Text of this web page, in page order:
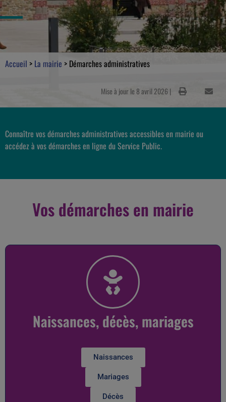
Accueil > La mairie > Démarches administratives
Mise à jour le 8 avril 2026 |
Connaître vos démarches administratives accessibles en mairie ou
accédez à vos démarches en ligne du Service Public.
Vos démarches en mairie
Naissances, décès, mariages
Naissances
Mariages
Décès